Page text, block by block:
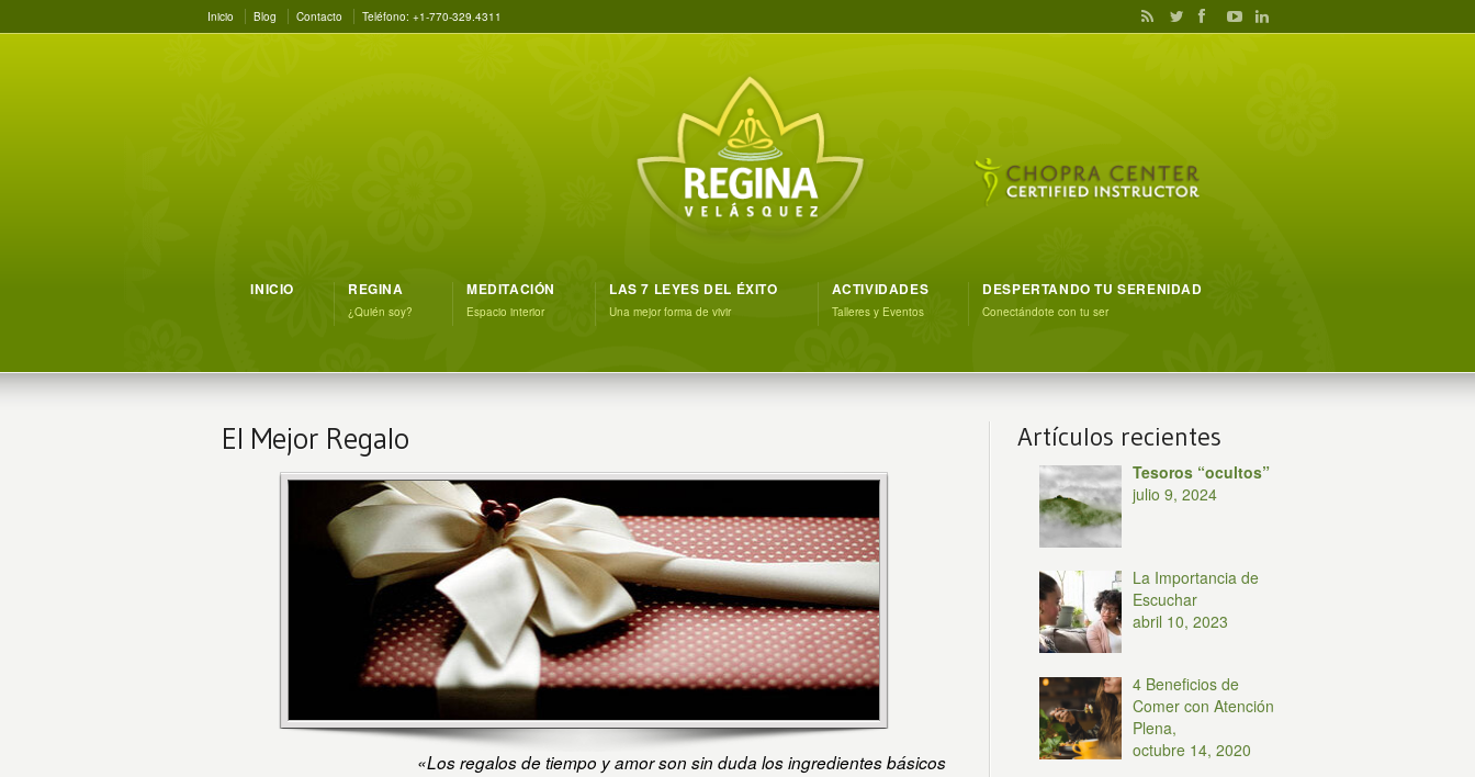
Inicio Blog Contacto Teléfono: +1-770-329.4311
INICIO REGINA
¿Quién soy?
MEDITACIÓN
Espacio interior
LAS 7 LEYES DEL ÉXITO
Una mejor forma de vivir
ACTIVIDADES
Talleres y Eventos
DESPERTANDO TU SERENIDAD
Conectándote con tu ser
El Mejor Regalo
«Los regalos de tiempo y amor son sin duda los ingredientes básicos
Artículos recientes
Tesoros “ocultos”
julio 9, 2024
La Importancia de
Escuchar
abril 10, 2023
4 Beneficios de
Comer con Atención
Plena,
octubre 14, 2020